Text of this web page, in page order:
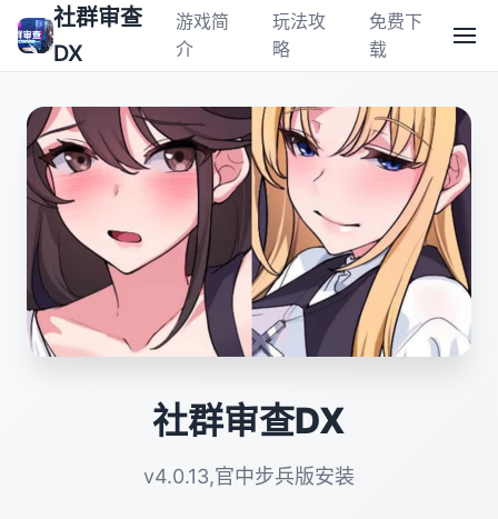
社群审查
DX
游戏简
介
玩法攻
略
免费下
载
社群审查DX
v4.0.13,官中步兵版安装